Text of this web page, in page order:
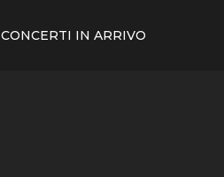
CONCERTI IN ARRIVO